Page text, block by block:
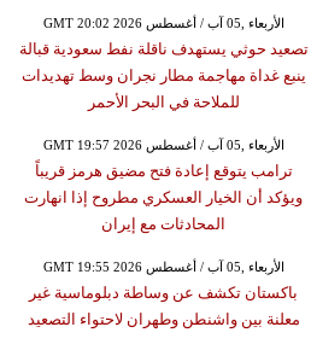
GMT 20:02 2026 الأربعاء ,05 آب / أغسطس
تصعيد حوثي يستهدف ناقلة نفط سعودية قبالة
ينبع غداة مهاجمة مطار نجران وسط تهديدات
للملاحة في البحر الأحمر
GMT 19:57 2026 الأربعاء ,05 آب / أغسطس
ترامب يتوقع إعادة فتح مضيق هرمز قريباً
ويؤكد أن الخيار العسكري مطروح إذا انهارت
المحادثات مع إيران
GMT 19:55 2026 الأربعاء ,05 آب / أغسطس
باكستان تكشف عن وساطة دبلوماسية غير
معلنة بين واشنطن وطهران لاحتواء التصعيد